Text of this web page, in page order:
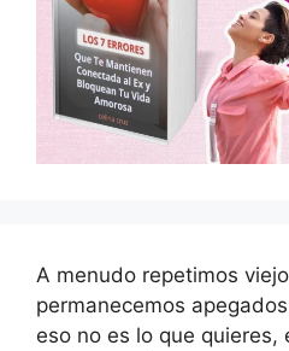
A menudo repetimos
permanecemos
eso no es lo que quieres,